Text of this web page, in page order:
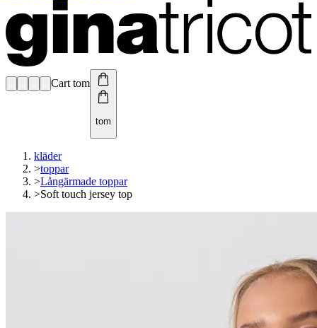
Cart tom
tom
kläder
>toppar
>Långärmade toppar
>Soft touch jersey top